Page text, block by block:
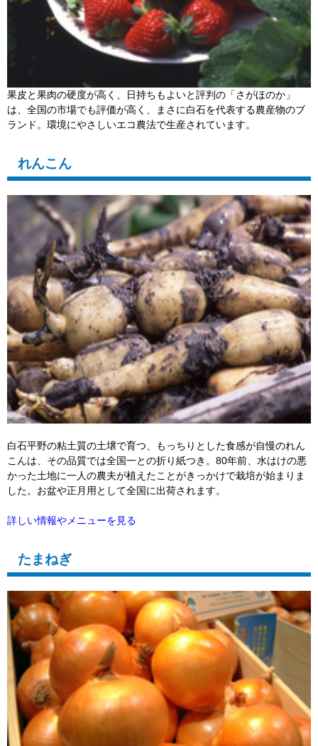
果皮と果肉の硬度が高く、日持ちもよいと評判の「さがほのか」
は、全国の市場でも評価が高く、まさに白石を代表する農産物のブ
ランド。環境にやさしいエコ農法で生産されています。
れんこん
白石平野の粘土質の土壌で育つ、もっちりとした食感が自慢のれん
こんは、その品質では全国一との折り紙つき。80年前、水はけの悪
かった土地に一人の農夫が植えたことがきっかけで栽培が始まりま
した。お盆や正月用として全国に出荷されます。
詳しい情報やメニューを見る
たまねぎ